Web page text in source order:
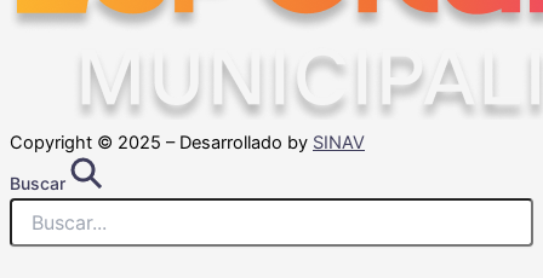
Copyright © 2025 – Desarrollado by SINAV
Buscar